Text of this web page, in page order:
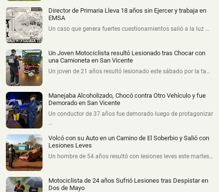
Director de Primaria Lleva 18 años sin Ejercer y trabaja en
EMSA
Un caso que genera fuertes cuestionamientos salió a la luz …
Un Joven Motociclista resultó Lesionado tras Chocar con
una Camioneta en San Vicente
Un joven de 21 años resultó lesionado este sábado por la ta…
Manejaba Alcoholizado, Chocó contra Otro Vehículo y fue
Demorado en San Vicente
Un conductor de 37 años fue demorado luego de protagonizar
…
Volcó con su Auto en un Camino de El Soberbio y Salió con
Lesiones Leves
Un hombre de 54 años resultó con lesiones leves este martes…
Motociclista de 24 años Sufrió Lesiones tras Despistar en
Dos de Mayo